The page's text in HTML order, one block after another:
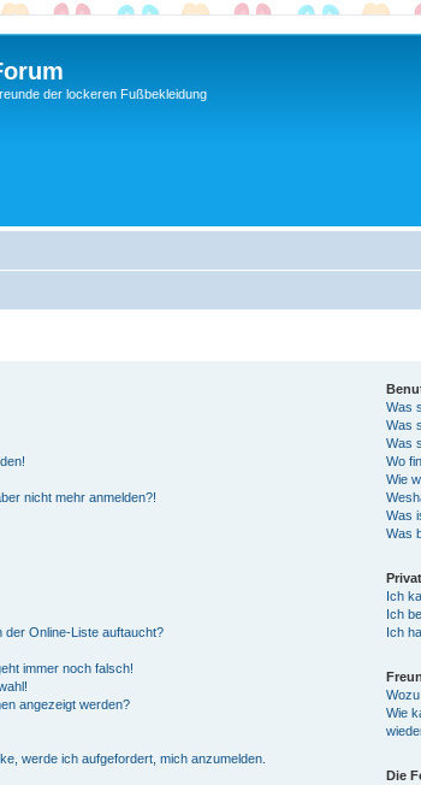
der lockeren Fußbekleidung
nicht mehr anmelden?!
der Online-Liste auftaucht?
immer noch falsch!
angezeigt werden?
werde ich aufgefordert, mich anzumelden.
Was
Was
Was
Wo
Wie
Was
Was
Ich
Ich
Ich
Wie
Die